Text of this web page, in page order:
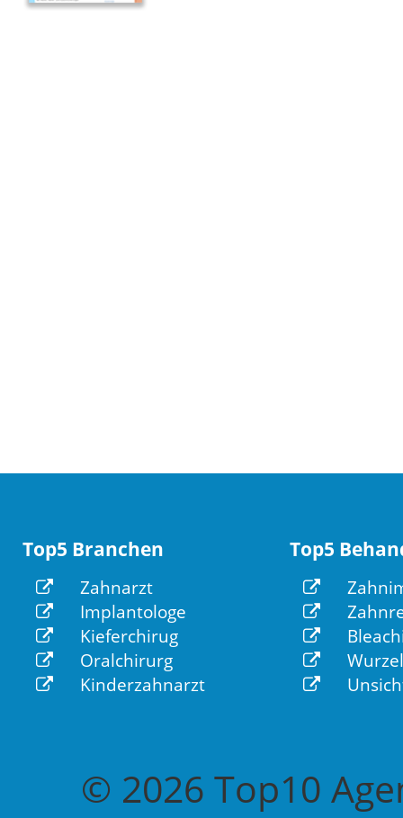
Top5 Branchen
Zahnarzt
Implantologe
Kieferchirug
Oralchirurg
Kinderzahnarzt
Top5
© 2026 Top10